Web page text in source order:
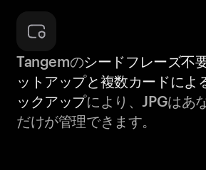
Tangemのシードフレーズ不
ットアップと複数カードによ
ックアップにより、JPGはあ
だけが管理できます。